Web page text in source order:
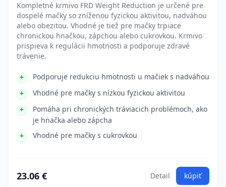
Kompletné krmivo FRD Weight Reduction je určené pre
dospelé mačky so zníženou fyzickou aktivitou, nadváhou
alebo obezitou. Vhodné je tiež pre mačky trpiace
chronickou hnačkou, zápchou alebo cukrovkou. Krmivo
prispieva k regulácii hmotnosti a podporuje zdravé
trávenie.
Podporuje redukciu hmotnosti u mačiek s nadváhou
Vhodné pre mačky s nízkou fyzickou aktivitou
Pomáha pri chronických tráviacich problémoch, ako
je hnačka alebo zápcha
Vhodné pre mačky s cukrovkou
23.06 € Detail kúpiť